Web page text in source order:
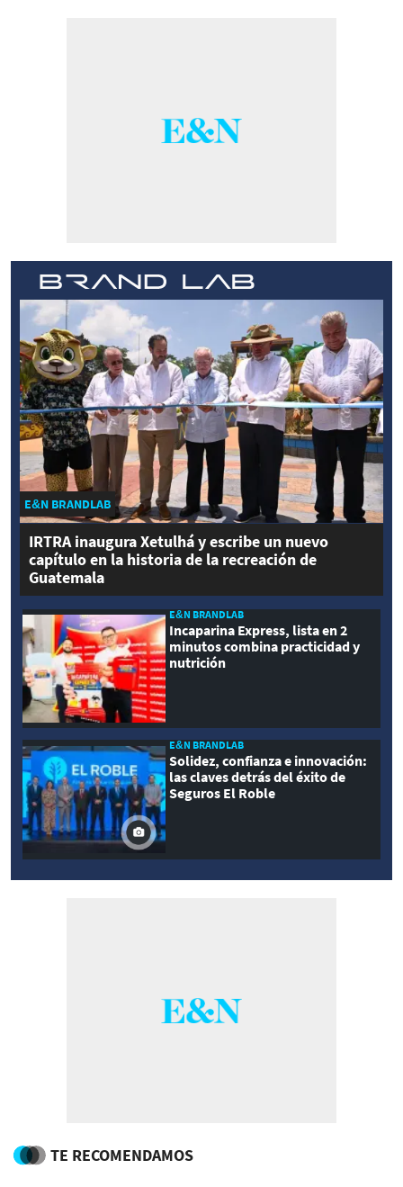
E&N BRANDLAB
IRTRA inaugura Xetulhá y escribe un nuevo
capítulo en la historia de la recreación de
Guatemala
E&N BRANDLAB
Incaparina Express, lista en 2
minutos combina practicidad y
nutrición
E&N BRANDLAB
Solidez, confianza e innovación:
las claves detrás del éxito de
Seguros El Roble
TE RECOMENDAMOS